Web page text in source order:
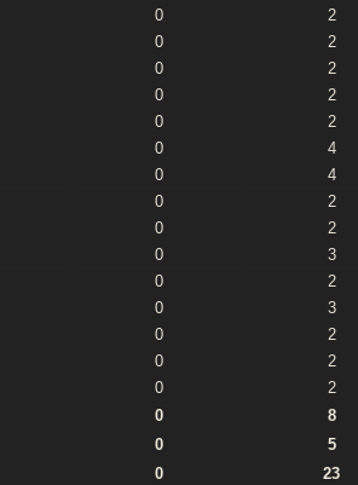
0 2
0 2
0 2
0 2
0 2
0 4
0 4
0 2
0 2
0 3
0 2
0 3
0 2
0 2
0 2
0 8
0 5
0 23